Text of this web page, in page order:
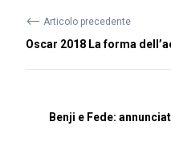
⟵ Articolo precedente
Oscar 2018 La forma
Benji e Fede: